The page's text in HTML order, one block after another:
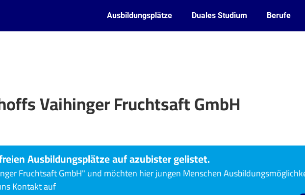
Ausbildungsplätze Duales Studium Berufe
Vaihinger Fruchtsaft GmbH
Ausbildungsplätze auf azubister gelistet.
Fruchtsaft GmbH" und möchten hier jungen Menschen
Kontakt auf